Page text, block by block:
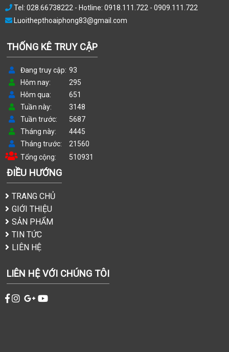
Tel: 028.66738222 - Hotline: 0918.111.722 - 0909.111.722
Luoithepthoaiphong83@gmail.com
THỐNG KÊ TRUY CẬP
Đang truy cập 93
Hôm nay
295
Hôm qua
651
Tuần này
3148
Tuần trước
5687
Tháng này
4445
Tháng trước
21560
Tổng cộng
510931
ĐIỀU HƯỚNG
TRANG CHỦ
GIỚI THIỆU
SẢN PHẨM
TIN TỨC
LIÊN HỆ
LIÊN HỆ VỚI CHÚNG TÔI